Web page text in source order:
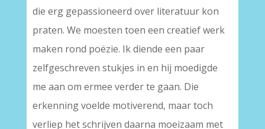
die erg gepassioneerd over literatuur kon
praten. We moesten toen een creatief werk
maken rond poëzie. Ik diende een paar
zelfgeschreven stukjes in en hij moedigde
me aan om ermee verder te gaan. Die
erkenning voelde motiverend, maar toch
verliep het schrijven daarna moeizaam met